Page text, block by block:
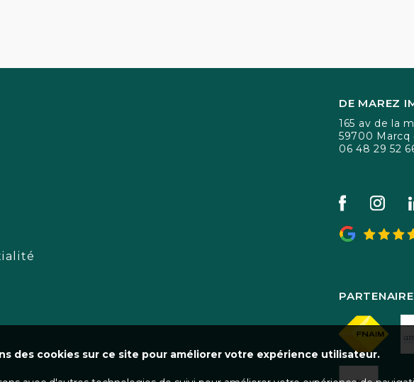
DE MAREZ
165 av de la
59700 Marcq
06 48 29 52
des cookies sur ce site pour améliorer votre expérience utilisateur.